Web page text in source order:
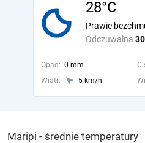
28°C
Odczuwalna
Prawie
Opad: 0 mm
Wiatr:
5 km/h
Maripi - średnie temperatury